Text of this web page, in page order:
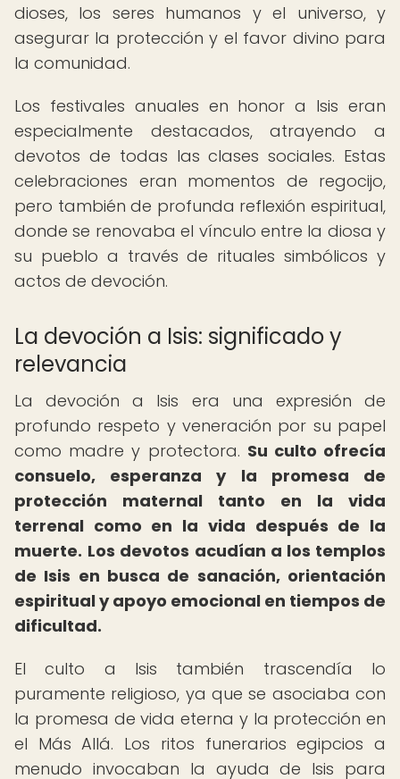
dioses, los seres humanos y el universo, y
asegurar la protección y el favor divino para
la comunidad.
Los festivales anuales en honor a Isis eran
especialmente destacados, atrayendo a
devotos de todas las clases sociales. Estas
celebraciones eran momentos de regocijo,
pero también de profunda reflexión espiritual,
donde se renovaba el vínculo entre la diosa y
su pueblo a través de rituales simbólicos y
actos de devoción.
La devoción a Isis: significado y
relevancia
La devoción a Isis era una expresión de
profundo respeto y veneración por su papel
como madre y protectora. Su culto ofrecía
consuelo, esperanza y la promesa de
protección maternal tanto en la vida
terrenal como en la vida después de la
muerte. Los devotos acudían a los templos
de Isis en busca de sanación, orientación
espiritual y apoyo emocional en tiempos de
dificultad.
El culto a Isis también trascendía lo
puramente religioso, ya que se asociaba con
la promesa de vida eterna y la protección en
el Más Allá. Los ritos funerarios egipcios a
menudo invocaban la ayuda de Isis para